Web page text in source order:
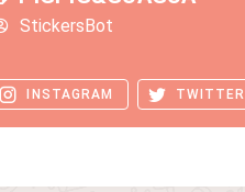
StickersBot
INSTAGRAM TWITTER